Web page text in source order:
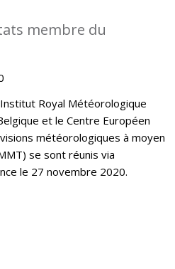
membre du
Royal Météorologique
et le Centre Européen
météorologiques à moyen
se sont réunis via
le 27 novembre 2020.